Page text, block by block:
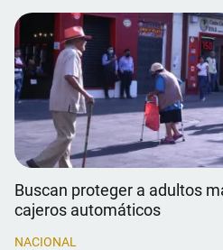
Buscan proteger a adultos
cajeros automáticos
NACIONAL